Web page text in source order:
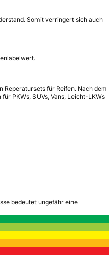
Somit verringert sich auch
Reperatursets für Reifen. Nach dem
PKWs, SUVs, Vans, Leicht-LKWs
bedeutet ungefähr eine